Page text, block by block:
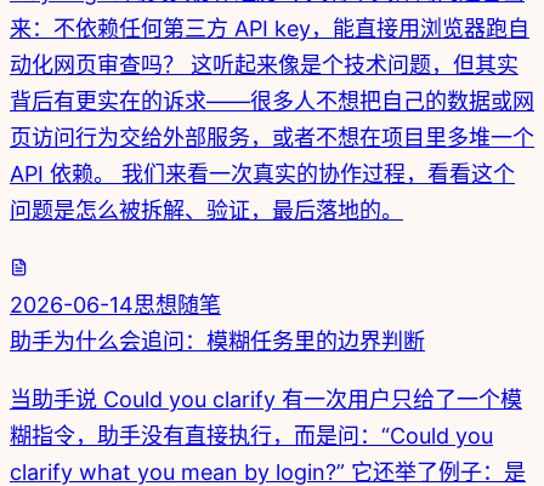
来：不依赖任何第三方 API key，能直接用浏览器跑自
动化网页审查吗？ 这听起来像是个技术问题，但其实
背后有更实在的诉求——很多人不想把自己的数据或网
页访问行为交给外部服务，或者不想在项目里多堆一个
API 依赖。 我们来看一次真实的协作过程，看看这个
问题是怎么被拆解、验证，最后落地的。
2026-06-14思想随笔
助手为什么会追问：模糊任务里的边界判断
当助手说 Could you clarify 有一次用户只给了一个模
糊指令，助手没有直接执行，而是问：“Could you
clarify what you mean by login?” 它还举了例子：是